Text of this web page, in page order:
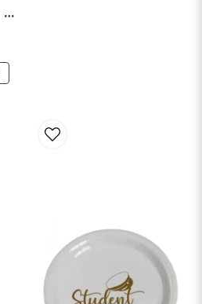
Midsommarstång - Grön